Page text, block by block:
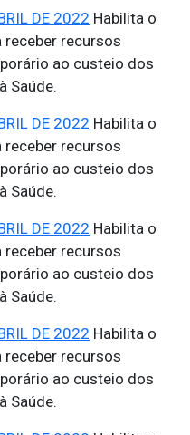
DE 2022 Habilita o
receber recursos
ao custeio dos
Saúde.
DE 2022 Habilita o
receber recursos
ao custeio dos
Saúde.
DE 2022 Habilita o
receber recursos
ao custeio dos
Saúde.
DE 2022 Habilita o
receber recursos
ao custeio dos
Saúde.